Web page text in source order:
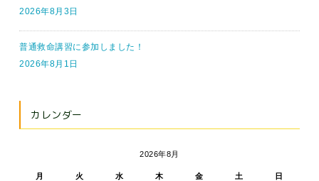
2026年8月3日
普通救命講習に参加しました！
2026年8月1日
カレンダー
2026年8月
月 火 水 木 金 土 日